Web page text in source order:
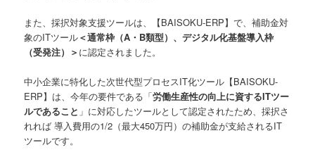
また、採択対象支援ツールは、【BAISOKU-ERP】で、補助金対
象のITツール＜通常枠（A・B類型）、デジタル化基盤導入枠
（受発注）＞ に認定されました。
中小企業に特化した次世代型プロセスIT化ツール【BAISOKU-
ERP】は、今年の要件である「労働生産性の向上に資するITツー
ルであること 」に対応したツールとして認定されたため、採択さ
れれば 導入費用の1/2（最大450万円）の補助金が支給されるIT
ツールです。